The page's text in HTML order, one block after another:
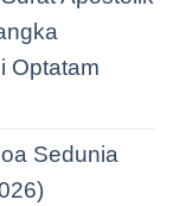
Optatam
Sedunia